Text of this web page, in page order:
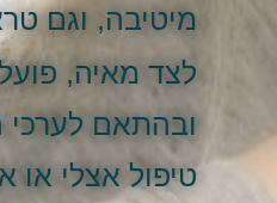
מיטיבה, וגם
לצד מאיה,
ובהתאם לערכי
טיפול אצלי